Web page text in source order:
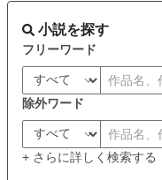
小説を探す
フリーワード
除外ワード
+ さらに詳しく検索する